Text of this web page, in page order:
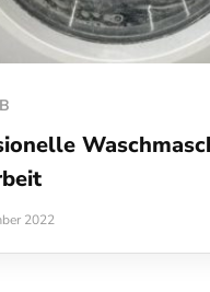
2022